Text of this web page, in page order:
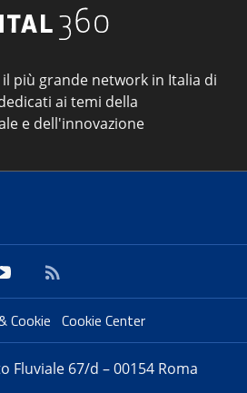
il più grande network in Italia di
ai temi della
e dell'innovazione
Cookie Cookie Center
Fluviale 67/d – 00154 Roma